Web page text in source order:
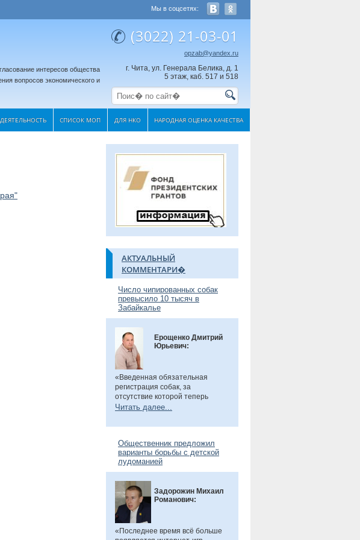
Мы в соцсетях:
интересов общества
вопросов экономического и
(3022) 21-03-01
opzab@yandex.ru
г. Чита, ул. Генерала Белика, д. 1
5 этаж, каб. 517 и 518
ДЕЯТЕЛЬНОСТЬ СПИСОК МОП ДЛЯ НКО НАРОДНАЯ ОЦЕНКА КАЧЕСТВА
АКТУАЛЬНЫЙ
КОММЕНТАРИ�
Число чипированных собак
превысило 10 тысяч в
Забайкалье
Ерощенко Дмитрий
Юрьевич:
«Введенная обязательная
регистрация собак, за
отсутствие которой теперь
предусмотрен штраф. Эта мера
учет домашних животных и
владельцев. Особенно важно,
что регистрация бесплатна, а
владельцам нужно лишь
оплатить чип или метку. Новые
правила помогут сделать
контроль за питомцами более
прозрачным и системным», -
сказал общественник.
Читать далее...
Общественник предложил
варианты борьбы с детской
лудоманией
Задорожин Михаил
Романович:
«Последнее время всё больше